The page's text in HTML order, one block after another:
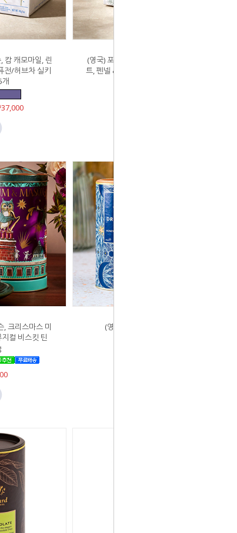
캄 캐모마일, 린
전/허브차 실키
개
(영국) 포트넘&메이슨, 클렌즈 페퍼민
트, 펜넬 & 네틀 인퓨전/허브차 실키티
, 크리스마스 미
컬 비스킷 틴
(영국) 위타드, 드림타임티